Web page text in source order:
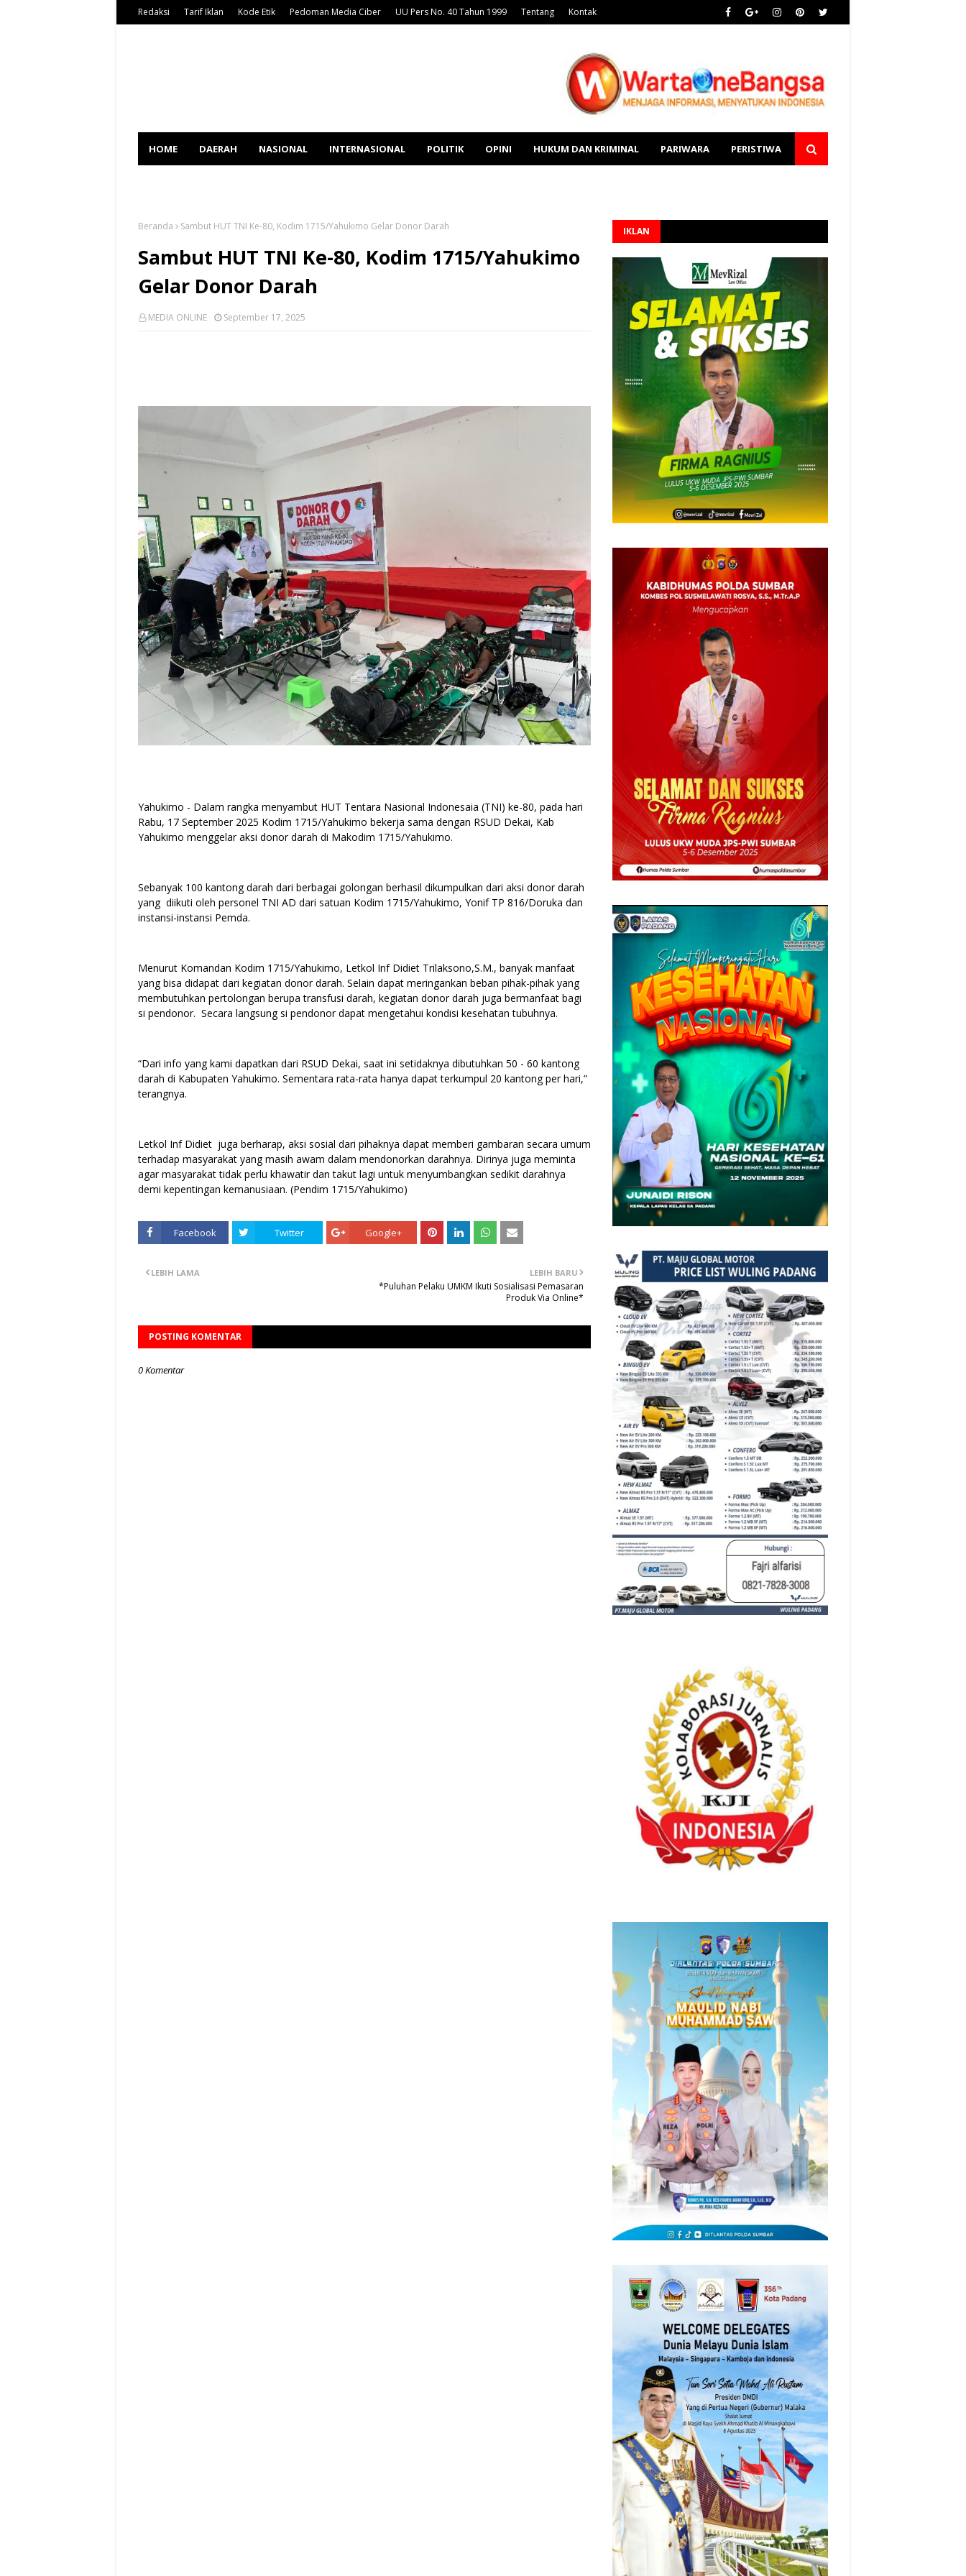
Redaksi Tarif Iklan Kode Etik Pedoman Media Ciber UU Pers No. 40 Tahun 1999 Tentang Kontak
HOME DAERAH NASIONAL INTERNASIONAL POLITIK OPINI HUKUM DAN KRIMINAL PARIWARA PERISTIWA
Beranda Sambut HUT TNI Ke-80, Kodim 1715/Yahukimo Gelar Donor Darah
Sambut HUT TNI Ke-80, Kodim 1715/Yahukimo
Gelar Donor Darah
MEDIA ONLINE September 17, 2025
Yahukimo - Dalam rangka menyambut HUT Tentara Nasional Indonesaia (TNI) ke-80, pada hari
Rabu, 17 September 2025 Kodim 1715/Yahukimo bekerja sama dengan RSUD Dekai, Kab
Yahukimo menggelar aksi donor darah di Makodim 1715/Yahukimo.
Sebanyak 100 kantong darah dari berbagai golongan berhasil dikumpulkan dari aksi donor darah
yang diikuti oleh personel TNI AD dari satuan Kodim 1715/Yahukimo, Yonif TP 816/Doruka dan
instansi-instansi Pemda.
Menurut Komandan Kodim 1715/Yahukimo, Letkol Inf Didiet Trilaksono,S.M., banyak manfaat
yang bisa didapat dari kegiatan donor darah. Selain dapat meringankan beban pihak-pihak yang
membutuhkan pertolongan berupa transfusi darah, kegiatan donor darah juga bermanfaat bagi
si pendonor. Secara langsung si pendonor dapat mengetahui kondisi kesehatan tubuhnya.
“Dari info yang kami dapatkan dari RSUD Dekai, saat ini setidaknya dibutuhkan 50 - 60 kantong
darah di Kabupaten Yahukimo. Sementara rata-rata hanya dapat terkumpul 20 kantong per hari,”
terangnya.
Letkol Inf Didiet juga berharap, aksi sosial dari pihaknya dapat memberi gambaran secara umum
terhadap masyarakat yang masih awam dalam mendonorkan darahnya. Dirinya juga meminta
agar masyarakat tidak perlu khawatir dan takut lagi untuk menyumbangkan sedikit darahnya
demi kepentingan kemanusiaan. (Pendim 1715/Yahukimo)
Facebook Twitter Google+
LEBIH BARU
*Puluhan Pelaku UMKM Ikuti Sosialisasi Pemasaran
Produk Via Online*
LEBIH LAMA
POSTING KOMENTAR
0 Komentar
IKLAN